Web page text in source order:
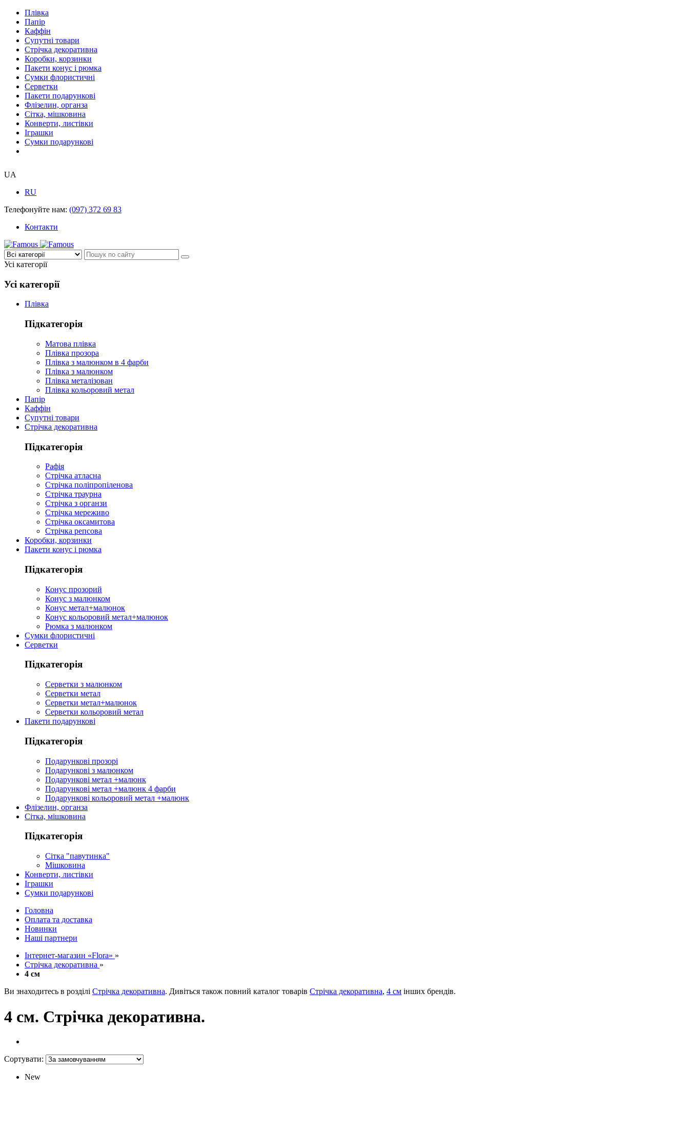
Плівка
Папір
Каффін
Супутні товари
Стрічка декоративна
Коробки, корзинки
Пакети конус і рюмка
Сумки флористичні
Серветки
Пакети подарункові
Флізелин, органза
Сітка, мішковина
Конверти, листівки
Іграшки
Сумки подарункові
UA
RU
Телефонуйте нам: (097) 372 69 83
Контакти
Усі категорії
Усі категорії
Плівка
Підкатегорія
Матова плівка
Плівка прозора
Плівка з малюнком в 4 фарби
Плівка з малюнком
Плівка металізован
Плівка кольоровий метал
Папір
Каффін
Супутні товари
Стрічка декоративна
Підкатегорія
Рафія
Стрічка атласна
Стрічка поліпропіленова
Стрічка траурна
Стрічка з органзи
Стрічка мереживо
Стрічка оксамитова
Стрічка репсова
Коробки, корзинки
Пакети конус і рюмка
Підкатегорія
Конус прозорий
Конус з малюнком
Конус метал+малюнок
Конус кольоровий метал+малюнок
Рюмка з малюнком
Сумки флористичні
Серветки
Підкатегорія
Серветки з малюнком
Серветки метал
Серветки метал+малюнок
Серветки кольоровий метал
Пакети подарункові
Підкатегорія
Подарункові прозорі
Подарункові з малюнком
Подарункові метал +малюнк
Подарункові метал +малюнк 4 фарби
Подарункові кольоровий метал +малюнк
Флізелин, органза
Сітка, мішковина
Підкатегорія
Сітка "павутинка"
Мішковина
Конверти, листівки
Іграшки
Сумки подарункові
Головна
Оплата та доставка
Новинки
Наші партнери
Інтернет-магазин «Flora» »
Стрічка декоративна »
4 см
Ви знаходитесь в розділі Стрічка декоративна. Дивіться також повний каталог товарів Стрічка декоративна, 4 см інших брендів.
4 см. Стрічка декоративна.
Сортувати:
New